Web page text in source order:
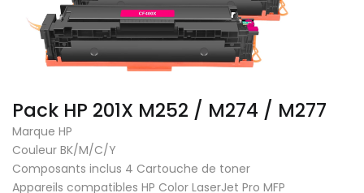
Pack HP 201X M252 / M274 / M277
Marque HP
Couleur BK/M/C/Y
Composants inclus 4 Cartouche de toner
Appareils compatibles HP Color LaserJet Pro MFP